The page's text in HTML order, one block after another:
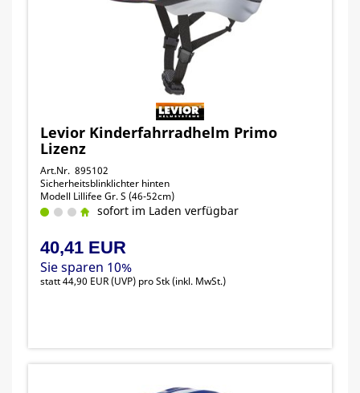
Levior Kinderfahrradhelm Primo
Lizenz
Art.Nr. 895102
Sicherheitsblinklichter hinten
Modell Lillifee Gr. S (46-52cm)
sofort im Laden verfügbar
40,41 EUR
Sie sparen 10%
statt44,90 EUR(UVP) pro Stk (inkl. MwSt.)